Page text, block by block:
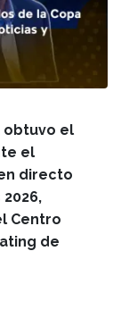
obtuvo el
el
directo
Centro
de